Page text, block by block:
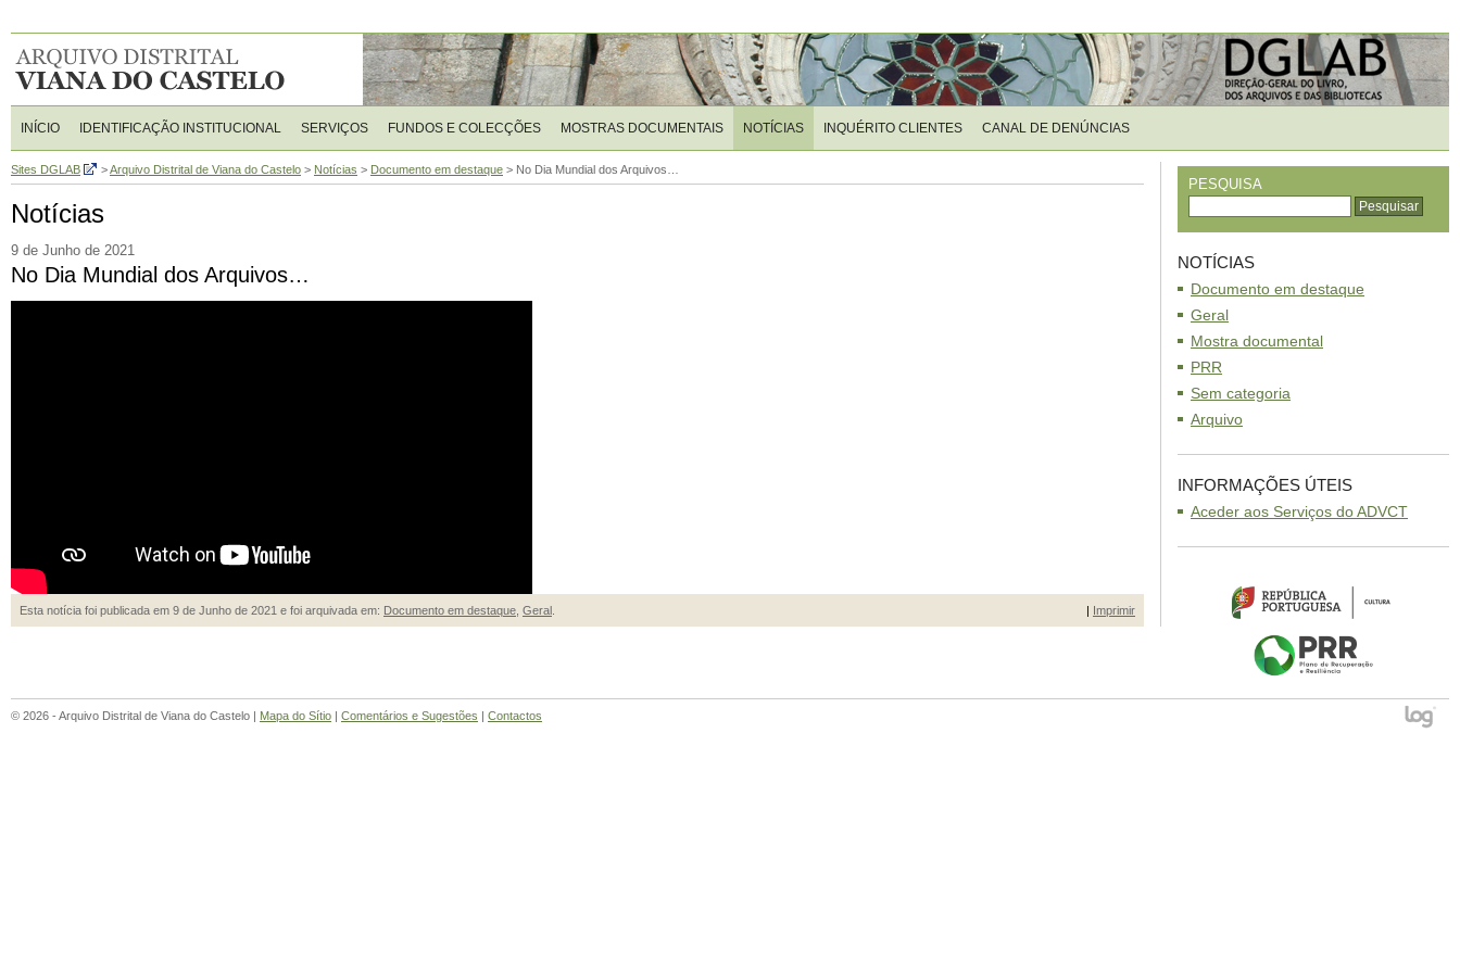
INÍCIO IDENTIFICAÇÃO INSTITUCIONAL SERVIÇOS FUNDOS E COLECÇÕES MOSTRAS DOCUMENTAIS NOTÍCIAS INQUÉRITO CLIENTES CANAL DE DENÚNCIAS
Sites DGLAB >Arquivo Distrital de Viana do Castelo > Notícias > Documento em destaque > No Dia Mundial dos Arquivos…
Notícias
9 de Junho de 2021
No Dia Mundial dos Arquivos…
Esta notícia foi publicada em 9 de Junho de 2021 e foi arquivada em: Documento em destaque Geral | Imprimir
PESQUISA
NOTÍCIAS
Documento em destaque
Geral
Mostra documental
PRR
Sem categoria
Arquivo
INFORMAÇÕES ÚTEIS
Aceder aos Serviços do ADVCT
© 2026 - Arquivo Distrital de Viana do Castelo | Mapa do Sítio Comentários e Sugestões Contactos